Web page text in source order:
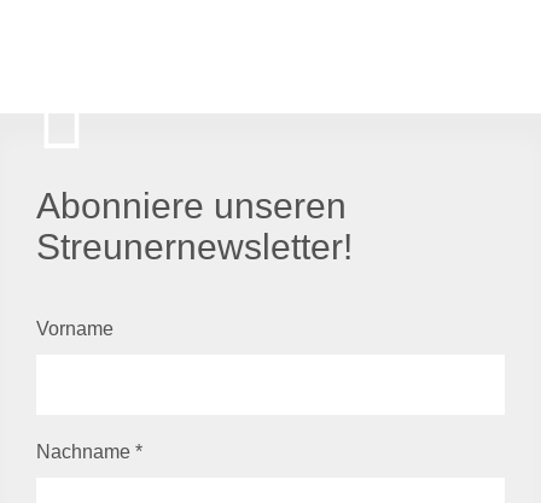
Abonniere unseren
Streunernewsletter!
Vorname
Nachname *